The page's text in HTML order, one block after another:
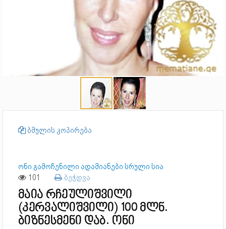
ბმულის კოპირება
ონი გამოჩენილი ადამიანები სრული სია
101 ბეჭდვა
მაია რჩეულიშვილი
(კერვალიშვილი) 100 მლნ.
ბიზნესმენი დაბ. ონი